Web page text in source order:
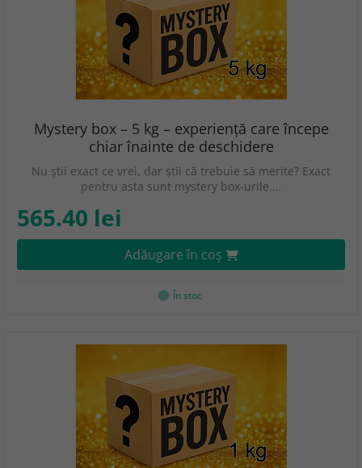
Mystery box – 5 kg – experiență care începe
chiar înainte de deschidere
Nu știi exact ce vrei, dar știi că trebuie să merite? Exact
pentru asta sunt mystery box-urile.…
565.40 lei
Adăugare în coş
În stoc